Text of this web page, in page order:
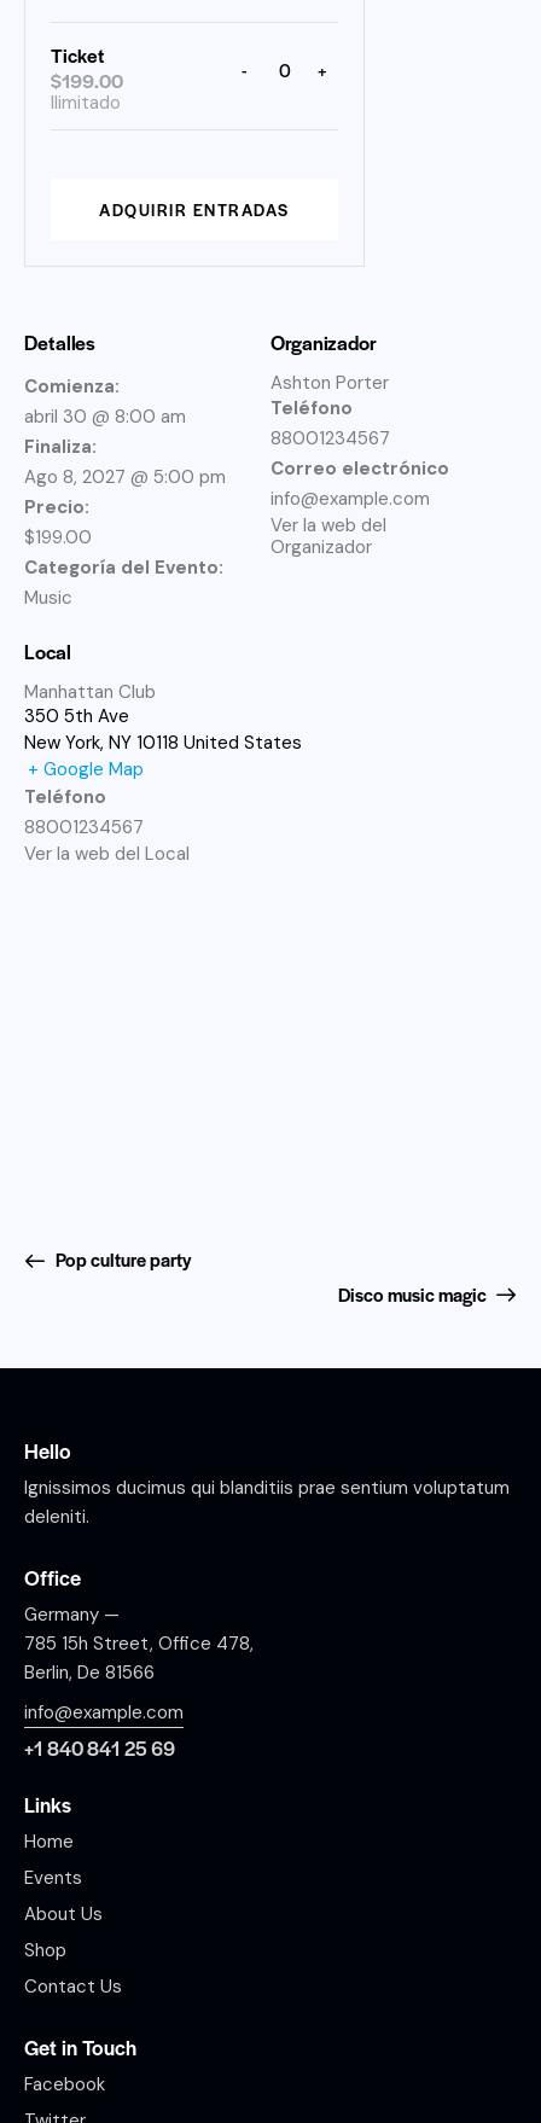
Ticket
$199.00
Ilimitado
- C
t
d
+
ADQUIRIR ENTRADAS
Detalles
Comienza:
abril 30 @ 8:00 am
Finaliza:
Ago 8, 2027 @ 5:00 pm
Precio:
$199.00
Categoría del Evento:
Music
Organizador
Ashton Porter
Teléfono
88001234567
Correo electrónico
info@example.com
Ver la web del
Organizador
Local
Manhattan Club
350 5th Ave
New York, NY 10118 United States
+ Google Map
Teléfono
88001234567
Ver la web del Local
Pop culture party
Disco music magic
Hello
Ignissimos ducimus qui blanditiis prae sentium voluptatum
deleniti.
Office
Germany —
785 15h Street, Office 478,
Berlin, De 81566
info@example.com
+1 840 841 25 69
Links
Home
Events
About Us
Shop
Contact Us
Get in Touch
Facebook